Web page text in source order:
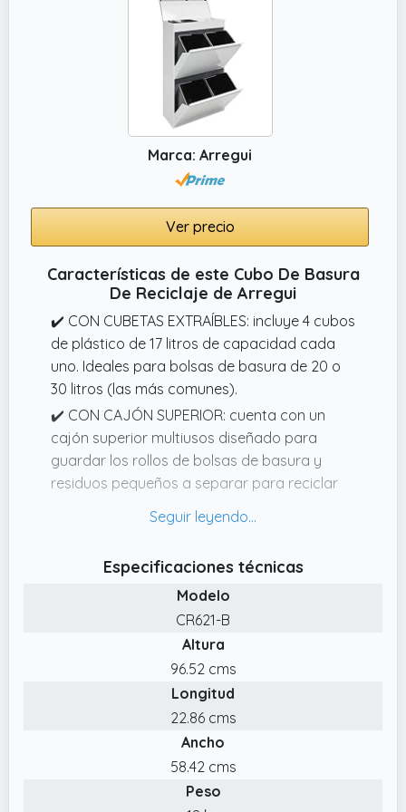
Marca: Arregui
Ver precio
Características de este Cubo De Basura
De Reciclaje de Arregui
✔️ CON CUBETAS EXTRAÍBLES: incluye 4 cubos
de plástico de 17 litros de capacidad cada
uno. Ideales para bolsas de basura de 20 o
30 litros (las más comunes).
✔️ CON CAJÓN SUPERIOR: cuenta con un
cajón superior multiusos diseñado para
guardar los rollos de bolsas de basura y
residuos pequeños a separar para reciclar
tapones, etc.). Se accede levantando la tapa.
válido para interiores. Se integra en la
decoración de cualquier cocina, hogar u
✔️ APOYADO EN EL SUELO O FIJADO A
PARED: se puede colocar apoyado en el
suelo (tiene una gran estabilidad) o colgado
de la pared. Dispone de 4 agujeros en la
parte trasera por si se desea fijar o colgar
(tornillos incluidos).
✔️ RECICLAJE CÓMODO Y FÁCIL: mueble
Especificaciones técnicas
Modelo
CR621-B
Altura
96.52 cms
Longitud
22.86 cms
Ancho
58.42 cms
Peso